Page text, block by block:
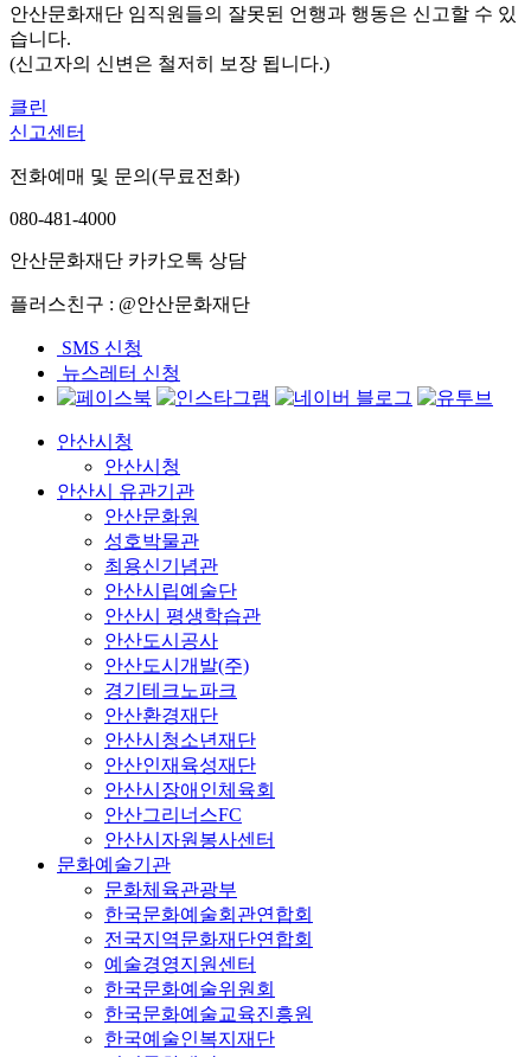
안산문화재단 임직원들의 잘못된 언행과 행동은 신고할 수 있
습니다.
(신고자의 신변은 철저히 보장 됩니다.)
클린
신고센터
전화예매 및 문의(무료전화)
080-481-4000
안산문화재단 카카오톡 상담
플러스친구 : @안산문화재단
SMS 신청
뉴스레터 신청
안산시청
안산시청
안산시 유관기관
안산문화원
성호박물관
최용신기념관
안산시립예술단
안산시 평생학습관
안산도시공사
안산도시개발(주)
경기테크노파크
안산환경재단
안산시청소년재단
안산인재육성재단
안산시장애인체육회
안산그리너스FC
안산시자원봉사센터
문화예술기관
문화체육관광부
한국문화예술회관연합회
전국지역문화재단연합회
예술경영지원센터
한국문화예술위원회
한국문화예술교육진흥원
한국예술인복지재단